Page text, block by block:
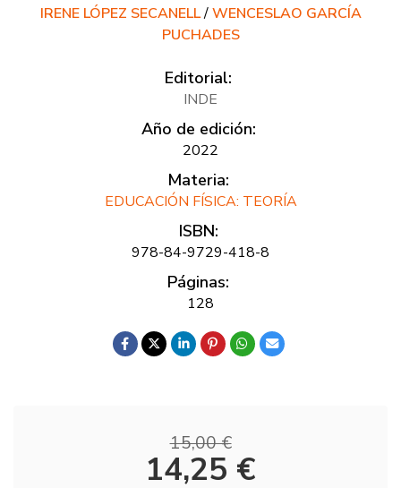
IRENE LÓPEZ SECANELL/WENCESLAO GARCÍA
PUCHADES
Editorial:
INDE
Año de edición:
2022
Materia:
EDUCACIÓN FÍSICA: TEORÍA
ISBN:
978-84-9729-418-8
Páginas:
128
15,00 €
14,25 €